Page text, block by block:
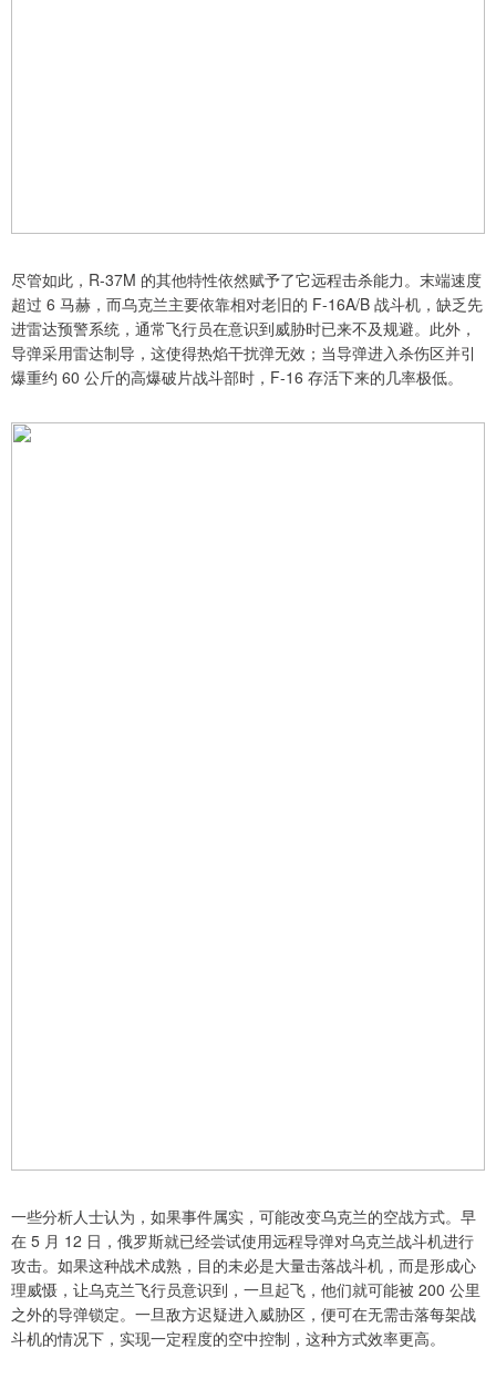
尽管如此，R-37M 的其他特性依然赋予了它远程击杀能力。末端速度
超过 6 马赫，而乌克兰主要依靠相对老旧的 F-16A/B 战斗机，缺乏先
进雷达预警系统，通常飞行员在意识到威胁时已来不及规避。此外，
导弹采用雷达制导，这使得热焰干扰弹无效；当导弹进入杀伤区并引
爆重约 60 公斤的高爆破片战斗部时，F-16 存活下来的几率极低。
一些分析人士认为，如果事件属实，可能改变乌克兰的空战方式。早
在 5 月 12 日，俄罗斯就已经尝试使用远程导弹对乌克兰战斗机进行
攻击。如果这种战术成熟，目的未必是大量击落战斗机，而是形成心
理威慑，让乌克兰飞行员意识到，一旦起飞，他们就可能被 200 公里
之外的导弹锁定。一旦敌方迟疑进入威胁区，便可在无需击落每架战
斗机的情况下，实现一定程度的空中控制，这种方式效率更高。